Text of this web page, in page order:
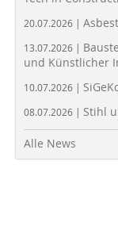
20.07.2026 |
13.07.2026 |
und Künstlicher
10.07.2026 |
08.07.2026 | Stihl
Alle News